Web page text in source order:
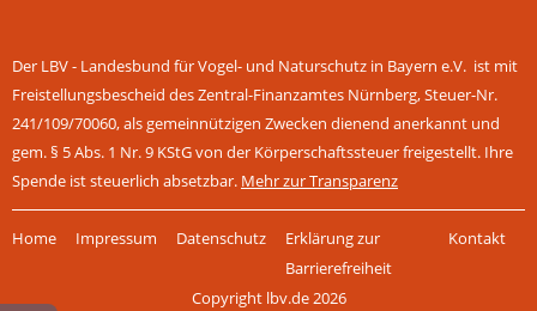
Der LBV - Landesbund für Vogel- und Naturschutz in Bayern e.V. ist mit
Freistellungsbescheid des Zentral-Finanzamtes Nürnberg, Steuer-Nr.
241/109/70060, als gemeinnützigen Zwecken dienend anerkannt und
gem. § 5 Abs. 1 Nr. 9 KStG von der Körperschaftssteuer freigestellt. Ihre
Spende ist steuerlich absetzbar. Mehr zur Transparenz
überspringen
Home Impressum Datenschutz
Erklärung zur
Barrierefreiheit
Kontakt
Copyright lbv.de 2026